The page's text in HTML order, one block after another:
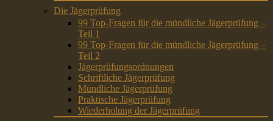
Die Jägerprüfung
99 Top-Fragen für die mündliche Jägerprüfung –
Teil 1
99 Top-Fragen für die mündliche Jägerprüfung –
Teil 2
Jägerprüfungsordnungen
Schriftliche Jägerprüfung
Mündliche Jägerprüfung
Praktische Jägerprüfung
Wiederholung der Jägerprüfung